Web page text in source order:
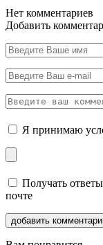
Нет комментариев
Добавить
Я принимаю
Получать
почте